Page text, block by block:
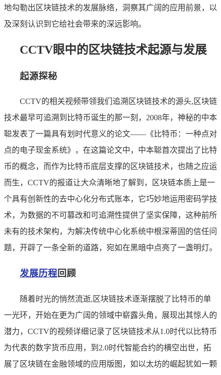
地勾勒出区块链技术的发展脉络，洞察其广阔的应用前景，以
及深刻认识到它给社会带来的深远影响。
CCTV眼中的区块链技术起源与发展
起源探秘
CCTV的相关视频带领我们追溯区块链技术的源头,区块链
技术最早可追溯到比特币诞生的那一刻，2008年，神秘的中本
聪发表了一篇具有划时代意义的论文——《比特币：一种点对
点的电子现金系统》，在这篇论文中，中本聪首次提出了比特
币的概念，而作为比特币底层支撑的区块链技术，也随之应运
而生，CCTV的报道让大众清晰地了解到，区块链本质上是一
个具有创新性的去中心化分布式账本，它巧妙地运用密码学技
术，为数据的不可篡改和可追溯性提供了坚实保障，这种前所
未有的技术架构，为解决传统中心化系统中根深蒂固的信任问
题，开辟了一条全新的道路，宛如在黑暗中点亮了一盏明灯。
发展历程回顾
随着时光的悄然流逝,区块链技术逐渐摆脱了比特币的单
一光环，开始在更为广阔的领域中崭露头角，展现出其惊人的
潜力，CCTV的视频详细记录了区块链技术从1.0时代以比特币
为代表的数字货币应用，到2.0时代智能合约的横空出世，拓
展了区块链在金融领域的应用版图，如以太坊的崛起犹如一颗